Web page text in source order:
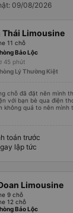
09/08/2026
Thái Limousine
11 chỗ
Bảo Lộc
45 phút
Lý Thường Kiệt
chỗ đã đặt nên mình
với bạn bè qua điện
không quá to nên mình
đường đèo thì tài xế
mùi nhiều.
toán trước
lập tức
Limousine
9 chỗ
12 chỗ
Bảo Lộc